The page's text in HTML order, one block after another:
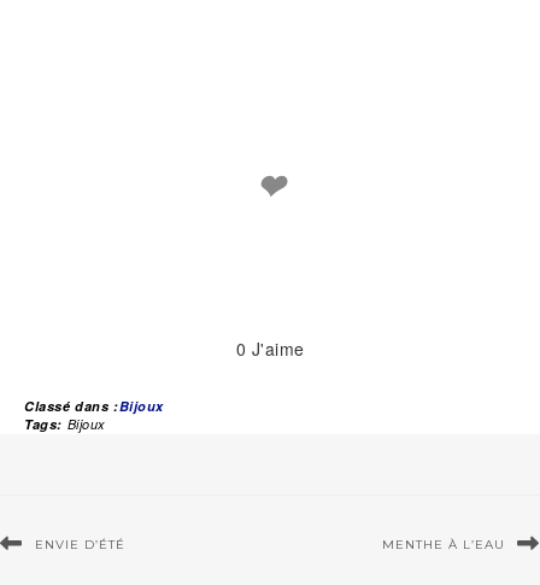
❤
0 J'aime
Classé dans :Bijoux
Tags: Bijoux
ENVIE D’ÉTÉ MENTHE À L’EAU